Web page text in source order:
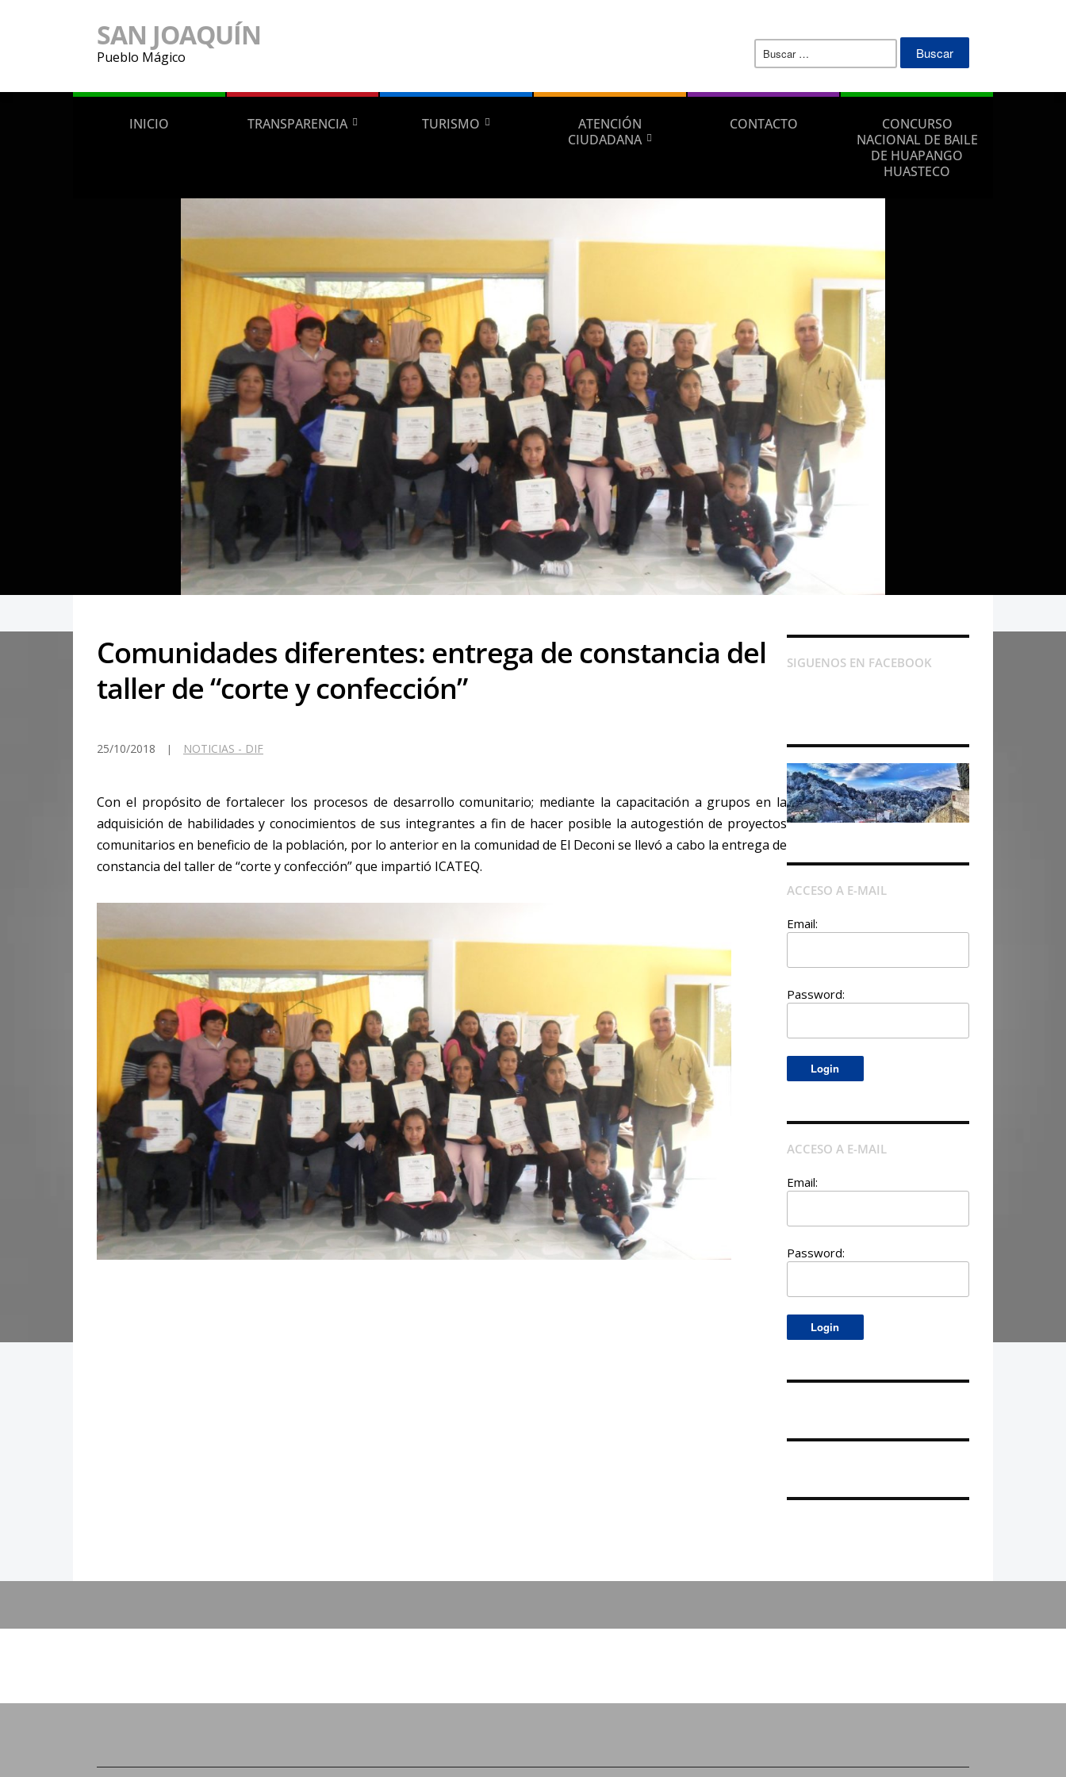
SAN JOAQUÍN
Pueblo Mágico
Buscar:
INICIO TRANSPARENCIA TURISMO
ATENCIÓN
CIUDADANA
CONTACTO
CONCURSO
NACIONAL DE BAILE
DE HUAPANGO
HUASTECO
Comunidades diferentes: entrega de constancia del
taller de “corte y confección”
25/10/2018 NOTICIAS - DIF
Con el propósito de fortalecer los procesos de desarrollo comunitario; mediante la capacitación a grupos en la
adquisición de habilidades y conocimientos de sus integrantes a fin de hacer posible la autogestión de proyectos
comunitarios en beneficio de la población, por lo anterior en la comunidad de El Deconi se llevó a cabo la entrega de
constancia del taller de “corte y confección” que impartió ICATEQ.
SIGUENOS EN FACEBOOK
ACCESO A E-MAIL
Email:
Password:
ACCESO A E-MAIL
Email:
Password: